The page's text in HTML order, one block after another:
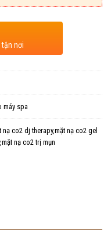
nơi
máy spa
co2 dj therapy,mặt nạ co2 gel
nạ co2 trị mụn